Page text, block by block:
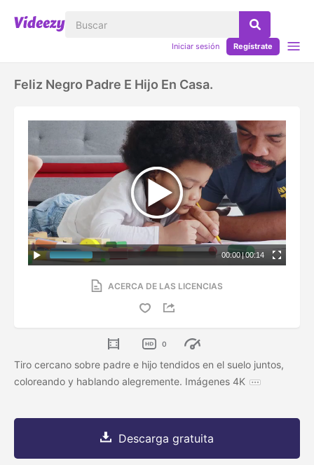
Iniciar sesión Regístrate
Feliz Negro Padre E Hijo En Casa.
00:00|00:14
ACERCA DE LAS LICENCIAS
0
Tiro cercano sobre padre e hijo tendidos en el suelo juntos,
coloreando y hablando alegremente. Imágenes 4K
Descarga gratuita